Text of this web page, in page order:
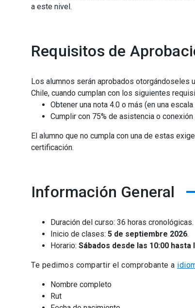
a este nivel.
Requisitos de
Los alumnos serán aprobados otorgándoseles
Chile, cuando cumplan con los siguientes
Obtener una nota 4.0 o más (en una escala
Cumplir con 75% de asistencia o
El alumno que no cumpla con una de estas
certificación.
Información General
Duración del curso: 36 horas cronológicas.
Inicio de clases: 5 de septiembre 2026.
Horario: Sábados desde las 10:00 hasta
Te pedimos compartir el comprobante a
Nombre completo
Rut